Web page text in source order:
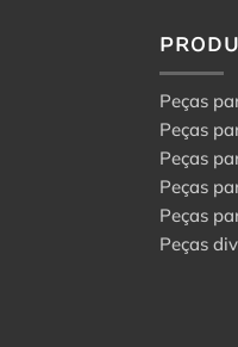
Peças
Peças
Peças
Peças
Peças
Peças